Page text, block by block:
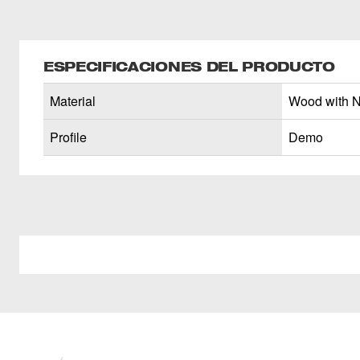
ESPECIFICACIONES DEL PRODUCTO
Material
Wood with
Profile
Demo